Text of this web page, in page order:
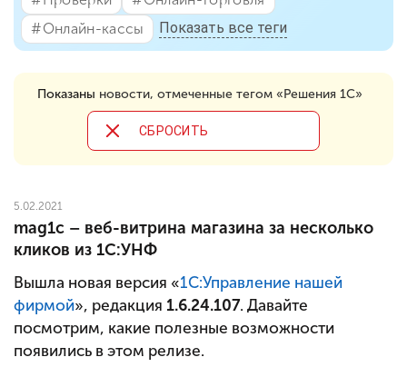
#⁣Онлайн-кассы
Показать все теги
Показаны новости, отмеченные тегом «Решения 1С»
CБРОСИТЬ
5.02.2021
mag1c – веб-витрина магазина за несколько
кликов из 1С:УНФ
Вышла новая версия «1С:Управление нашей
фирмой», редакция 1.6.24.107. Давайте
посмотрим, какие полезные возможности
появились в этом релизе.